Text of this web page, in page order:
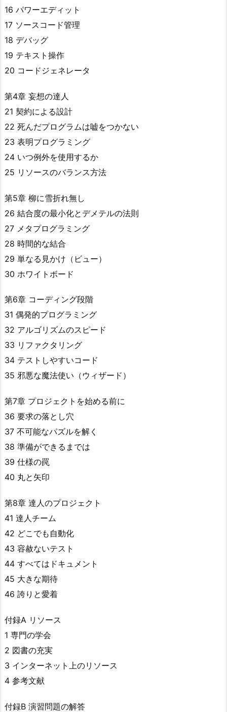
16 パワーエディット
17 ソースコード管理
18 デバッグ
19 テキスト操作
20 コードジェネレータ
第4章 妄想の達人
21 契約による設計
22 死んだプログラムは嘘をつかない
23 表明プログラミング
24 いつ例外を使用するか
25 リソースのバランス方法
第5章 柳に雪折れ無し
26 結合度の最小化とデメテルの法則
27 メタプログラミング
28 時間的な結合
29 単なる見かけ（ビュー）
30 ホワイトボード
第6章 コーディング段階
31 偶発的プログラミング
32 アルゴリズムのスピード
33 リファクタリング
34 テストしやすいコード
35 邪悪な魔法使い（ウィザード）
第7章 プロジェクトを始める前に
36 要求の落とし穴
37 不可能なパズルを解く
38 準備ができるまでは
39 仕様の罠
40 丸と矢印
第8章 達人のプロジェクト
41 達人チーム
42 どこでも自動化
43 容赦ないテスト
44 すべてはドキュメント
45 大きな期待
46 誇りと愛着
付録A リソース
1 専門の学会
2 図書の充実
3 インターネット上のリソース
4 参考文献
付録B 演習問題の解答